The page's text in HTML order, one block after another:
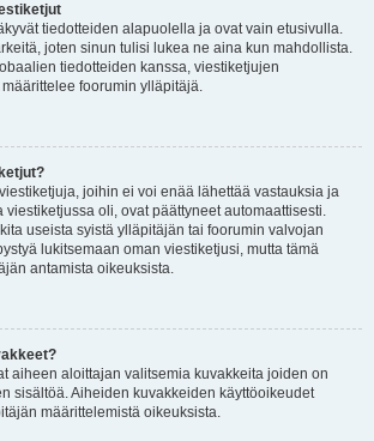
tiedotteiden alapuolella ja ovat vain etusivulla.
joten sinun tulisi lukea ne aina kun mahdollista.
tiedotteiden kanssa, viestiketjujen
foorumin ylläpitäjä.
joihin ei voi enää lähettää vastauksia ja
viestiketjussa oli, ovat päättyneet automaattisesti.
useista syistä ylläpitäjän tai foorumin valvojan
lukitsemaan oman viestiketjusi, mutta tämä
antamista oikeuksista.
aiheen aloittajan valitsemia kuvakkeita joiden on
sisältöä. Aiheiden kuvakkeiden käyttöoikeudet
määrittelemistä oikeuksista.